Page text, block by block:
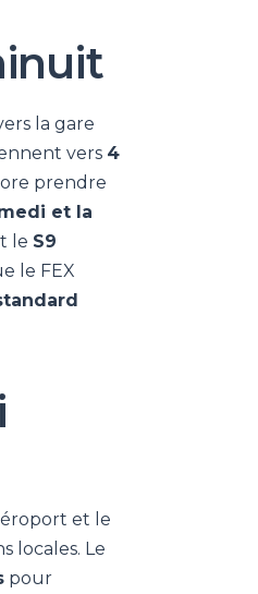
la gare
vers 4
prendre
et la
le S9
le FEX
et le
locales. Le
pour